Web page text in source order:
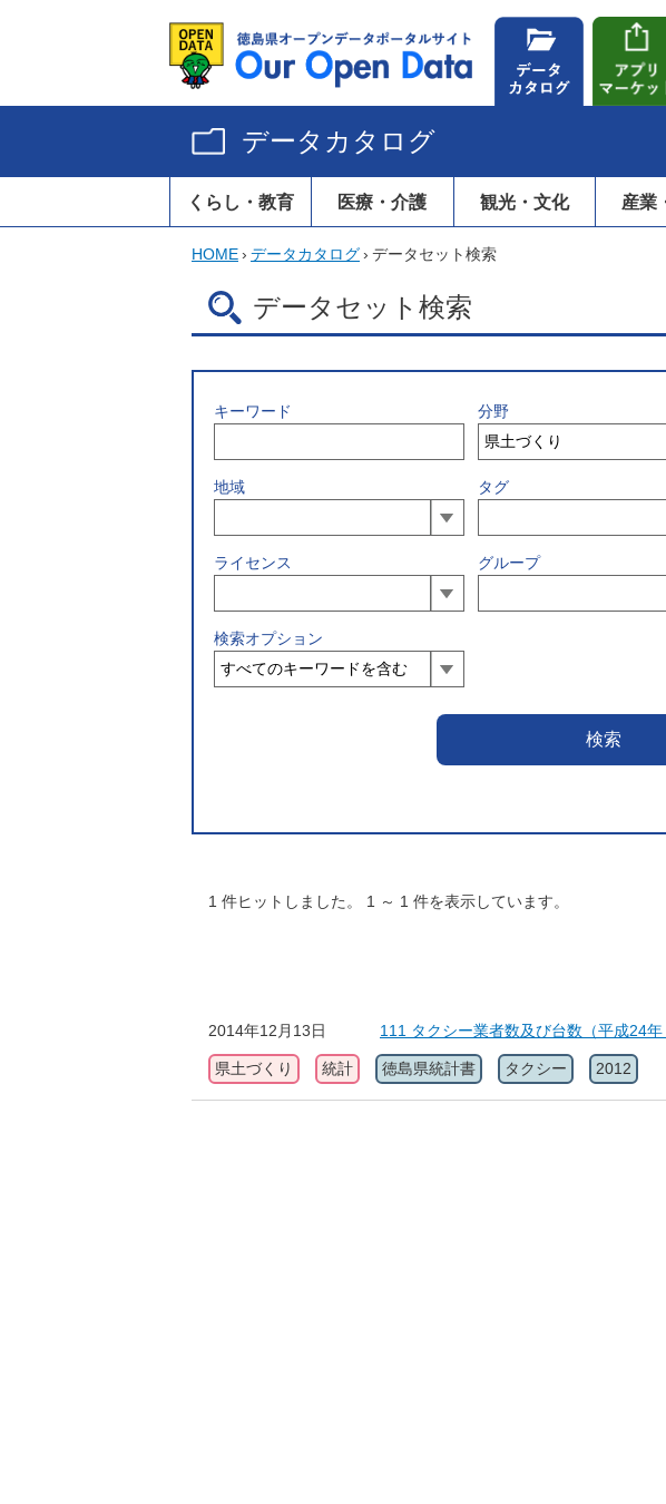
データカタログ
くらし・教育 医療・介護 観光・文化 産業
HOME› データカタログ› データセット検索
データセット検索
キーワード 分野
地域 タグ
ライセンス グループ
検索オプション
1 件ヒットしました。 1 ～ 1 件を表示しています。
2014年12月13日
111 タクシー業者数及び台数（平成24年
県土づくり 統計 徳島県統計書 タクシー 2012